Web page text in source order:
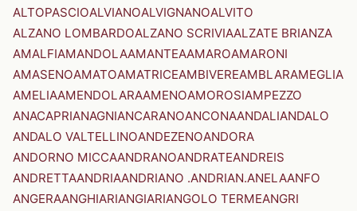
ALTOPASCIOALVIANOALVIGNANOALVITO
ALZANO LOMBARDOALZANO SCRIVIAALZATE BRIANZA
AMALFIAMANDOLAAMANTEAAMAROAMARONI
AMASENOAMATOAMATRICEAMBIVEREAMBLARAMEGLIA
AMELIAAMENDOLARAAMENOAMOROSIAMPEZZO
ANACAPRIANAGNIANCARANOANCONAANDALIANDALO
ANDALO VALTELLINOANDEZENOANDORA
ANDORNO MICCAANDRANOANDRATEANDREIS
ANDRETTAANDRIAANDRIANO .ANDRIAN.ANELAANFO
ANGERAANGHIARIANGIARIANGOLO TERMEANGRI